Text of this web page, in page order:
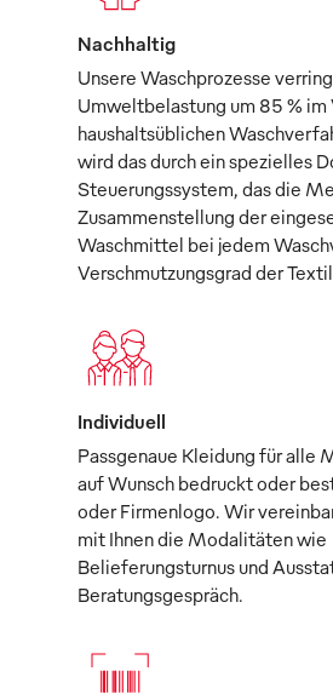
Nachhaltig
Unsere Waschprozesse
Umweltbelastung um 85 % im
haushaltsüblichen
wird das durch ein spezielles
Steuerungssystem, das die
Zusammenstellung der
Waschmittel bei jedem
Verschmutzungsgrad der
Individuell
Passgenaue Kleidung für alle
auf Wunsch bedruckt oder
oder Firmenlogo. Wir
mit Ihnen die Modalitäten wie
Belieferungsturnus und
Beratungsgespräch.